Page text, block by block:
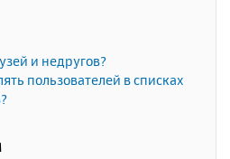
и недругов?
пользователей в списках